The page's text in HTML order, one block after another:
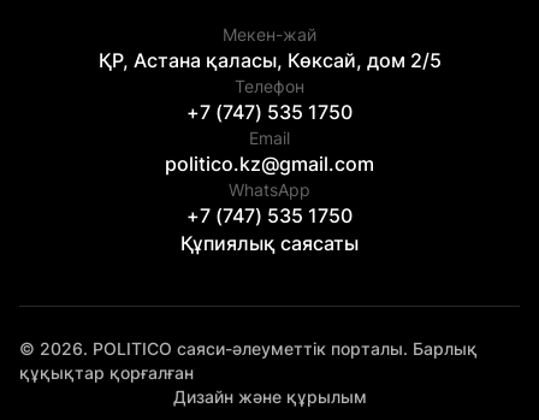
Мекен-жай
ҚР, Астана қаласы, Көксай, дом 2/5
Телефон
+7 (747) 535 1750
Email
politico.kz@gmail.com
WhatsApp
+7 (747) 535 1750
Құпиялық саясаты
© 2026. POLITICO саяси-әлеуметтік порталы. Барлық
құқықтар қорғалған
Дизайн және құрылым